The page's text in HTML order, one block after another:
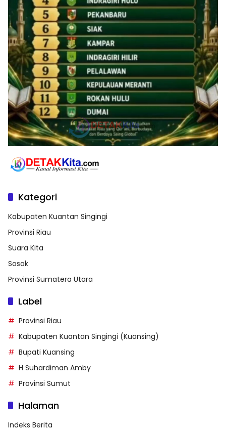
Kategori
Kabupaten Kuantan Singingi
Provinsi Riau
Suara Kita
Sosok
Provinsi Sumatera Utara
Label
Provinsi Riau
Kabupaten Kuantan Singingi (Kuansing)
Bupati Kuansing
H Suhardiman Amby
Provinsi Sumut
Halaman
Indeks Berita